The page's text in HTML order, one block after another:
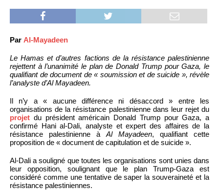
Par Al-Mayadeen
Le Hamas et d’autres factions de la résistance palestinienne
rejettent à l’unanimité le plan de Donald Trump pour Gaza, le
qualifiant de document de « soumission et de suicide », révèle
l’analyste d’Al Mayadeen.
Il n’y a « aucune différence ni désaccord » entre les
organisations de la résistance palestinienne dans leur rejet du
projet du président américain Donald Trump pour Gaza, a
confirmé Hani al-Dali, analyste et expert des affaires de la
résistance palestinienne à Al Mayadeen, qualifiant cette
proposition de « document de capitulation et de suicide ».
Al-Dali a souligné que toutes les organisations sont unies dans
leur opposition, soulignant que le plan Trump-Gaza est
considéré comme une tentative de saper la souveraineté et la
résistance palestiniennes.